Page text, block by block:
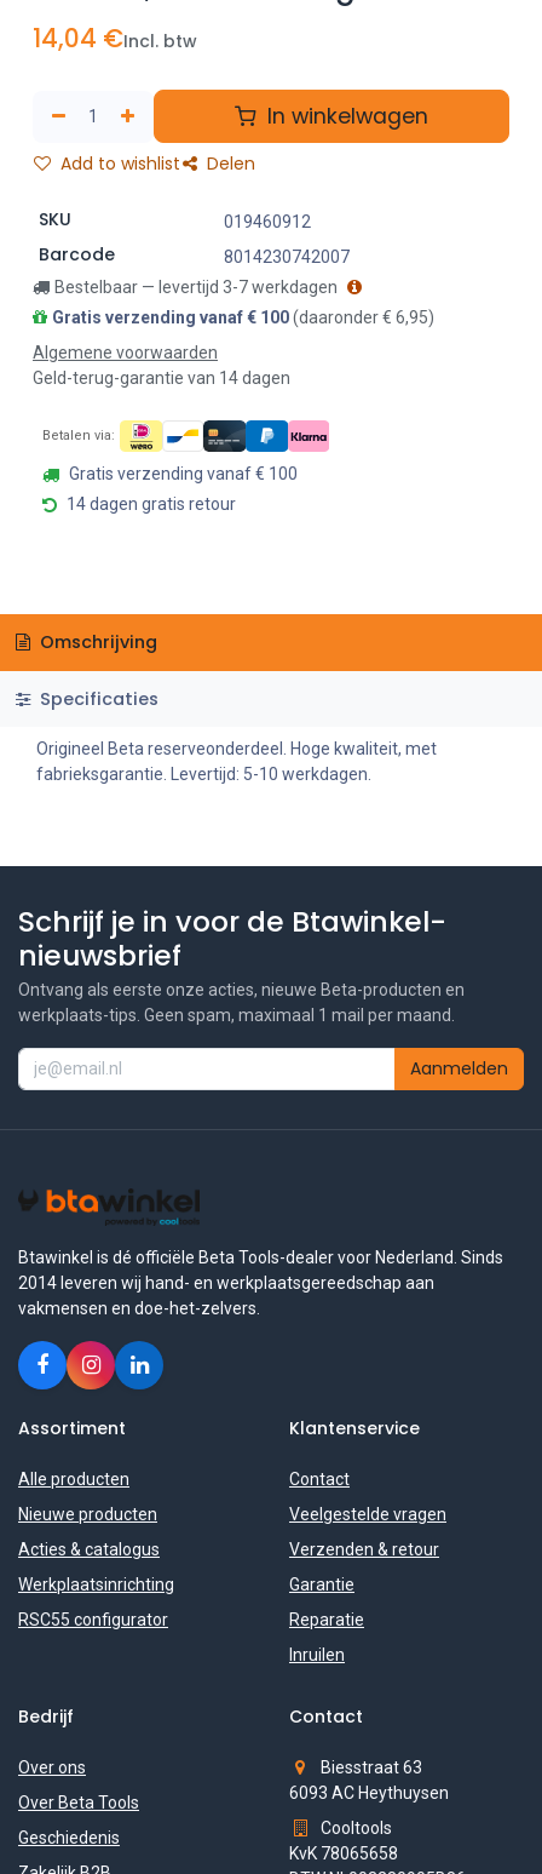
14,04 €Incl. btw
In winkelwagen
Add to wishlist Delen
SKU 019460912
Barcode
8014230742007
Bestelbaar — levertijd 3-7 werkdagen
Gratis verzending vanaf € 100(daaronder € 6,95)
Algemene voorwaarden
Geld-terug-garantie van 14 dagen
Betalen via:
Gratis verzending vanaf € 100
14 dagen gratis retour
Omschrijving
Specificaties
Origineel Beta reserveonderdeel. Hoge kwaliteit, met
fabrieksgarantie. Levertijd: 5-10 werkdagen.
Schrijf je in voor de Btawinkel-
nieuwsbrief
Ontvang als eerste onze acties, nieuwe Beta-producten en
werkplaats-tips. Geen spam, maximaal 1 mail per maand.
Aanmelden
Btawinkel is dé officiële Beta Tools-dealer voor Nederland. Sinds
2014 leveren wij hand- en werkplaatsgereedschap aan
vakmensen en doe-het-zelvers.
Assortiment
Alle producten
Nieuwe producten
Acties & catalogus
Werkplaatsinrichting
RSC55 configurator
Klantenservice
Contact
Veelgestelde vragen
Verzenden & retour
Garantie
Reparatie
Inruilen
Bedrijf
Over ons
Over Beta Tools
Geschiedenis
Contact
Biesstraat 63
6093 AC Heythuysen
Cooltools
KvK 78065658